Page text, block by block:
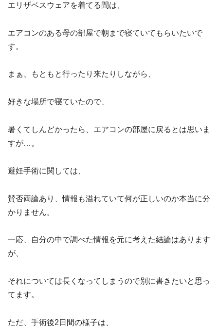
エリザベスウェアを着てる間は、
エアコンのある母の部屋で朝まで寝ていてもらいたいで
す。
まぁ、もともと行ったり来たりしながら、
好きな場所で寝ていたので、
暑くてしんどかったら、エアコンの部屋に戻るとは思いま
すが…。
避妊手術に関しては、
賛否両論あり、情報も溢れていて何が正しいのか本当に分
かりません。
一応、自分の中で調べた情報を元に考えた結論はあります
が、
それについては長くなってしまうので別に書きたいと思っ
てます。
ただ、手術後2日間の様子は、